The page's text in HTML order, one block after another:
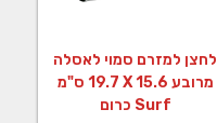
לחצן למזרם סמוי לאסלה
מרובע 15.6 X ‏19.7 ס"מ
Surf כרום